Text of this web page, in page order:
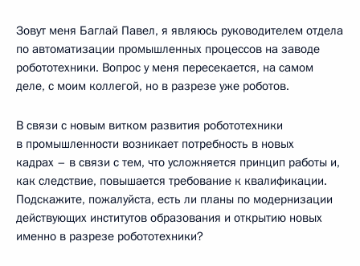
Зовут меня Баглай Павел, я являюсь руководителем отдела
по автоматизации промышленных процессов на заводе
робототехники. Вопрос у меня пересекается, на самом
деле, с моим коллегой, но в разрезе уже роботов.
В связи с новым витком развития робототехники
в промышленности возникает потребность в новых
кадрах – в связи с тем, что усложняется принцип работы и,
как следствие, повышается требование к квалификации.
Подскажите, пожалуйста, есть ли планы по модернизации
действующих институтов образования и открытию новых
именно в разрезе робототехники?